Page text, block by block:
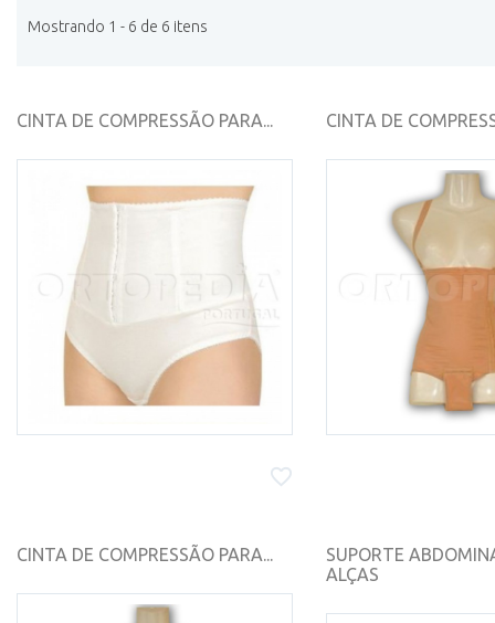
Mostrando 1 - 6 de 6 itens
CINTA DE COMPRESSÃO PARA... CINTA DE
CINTA DE COMPRESSÃO PARA...
SUPORTE
ALÇAS